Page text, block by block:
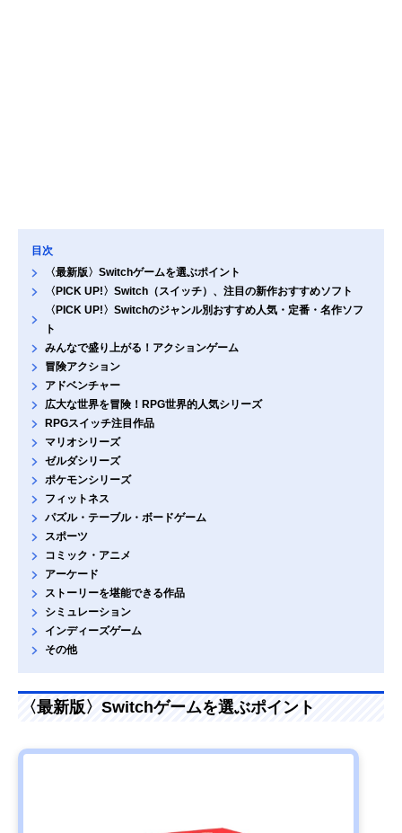
目次
〈最新版〉Switchゲームを選ぶポイント
〈PICK UP!〉Switch（スイッチ）、注目の新作おすすめソフト
〈PICK UP!〉Switchのジャンル別おすすめ人気・定番・名作ソフ
ト
みんなで盛り上がる！アクションゲーム
冒険アクション
アドベンチャー
広大な世界を冒険！RPG世界的人気シリーズ
RPGスイッチ注目作品
マリオシリーズ
ゼルダシリーズ
ポケモンシリーズ
フィットネス
パズル・テーブル・ボードゲーム
スポーツ
コミック・アニメ
アーケード
ストーリーを堪能できる作品
シミュレーション
インディーズゲーム
その他
〈最新版〉Switchゲームを選ぶポイント